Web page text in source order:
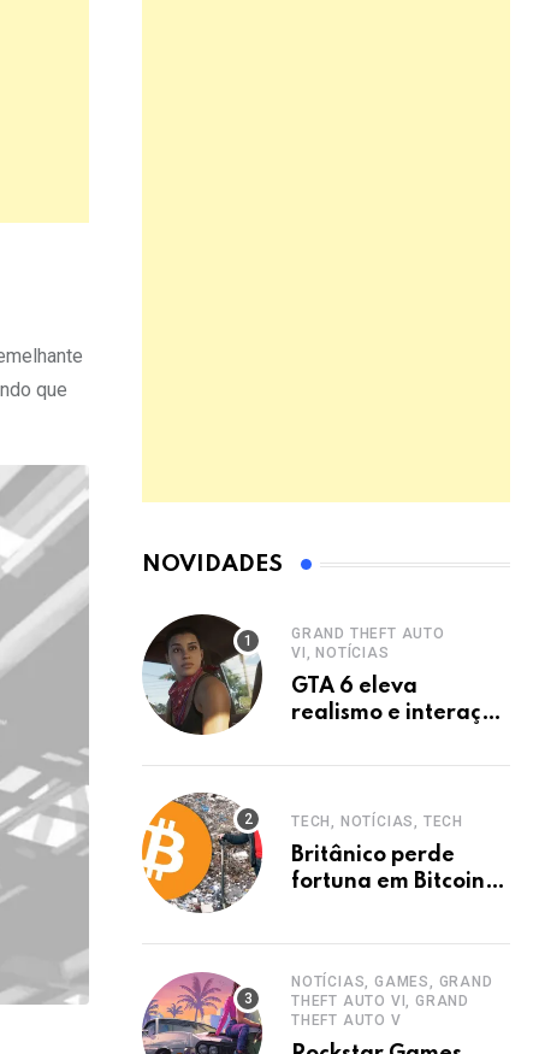
que
NOVIDADES
GRAND THEFT AUTO
VI, NOTÍCIAS
GTA 6 eleva
realismo e interação
TECH, NOTÍCIAS, TECH
Britânico perde
fortuna em Bitcoins
NOTÍCIAS, GAMES, GRAND
THEFT AUTO VI, GRAND
THEFT AUTO V